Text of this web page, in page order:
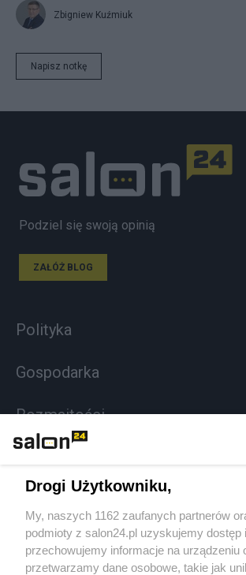
Zbigniew Kuźmiuk
Napisz notkę
Podziel się swoją opinią
ZAŁÓŻ BLOG
Polityka
Gospodarka
Rozmaitości
Sport
Społeczeństwo
Drogi Użytkowniku,
My, naszych 1162 zaufanych partnerów
podmioty z salon24.pl uzyskujemy dostęp i
przechowujemy informacje na urządzeniu
przetwarzamy dane osobowe, takie jak